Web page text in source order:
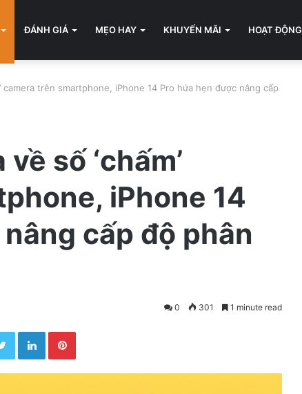
ĐÁNH GIÁ MẸO HAY KHUYẾN MÃI HOẠT ĐỘNG
camera trên smartphone, iPhone 14 Pro hứa hẹn được nâng cấp
số ‘chấm’
iPhone 14
cấp độ phân
0 301 1 minute read
Twitter LinkedIn